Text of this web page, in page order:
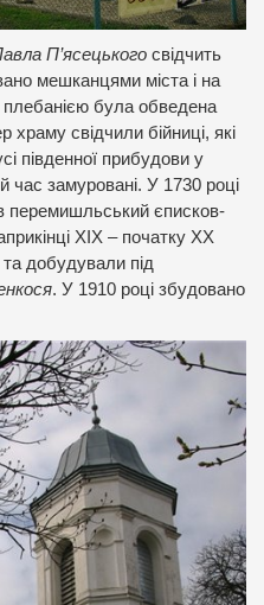
П’ясецького свідчить
мешканцями міста і на
плебанією була обведена
свідчили бійниці, які
південної прибудови у
час замуровані. У 1730 році
перемишльський єписков-
ХІХ – початку ХХ
добудували під
. У 1910 році збудовано